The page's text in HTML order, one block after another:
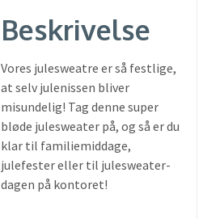
Beskrivelse
Vores julesweatre er så festlige,
at selv julenissen bliver
misundelig! Tag denne super
bløde julesweater på, og så er du
klar til familiemiddage,
julefester eller til julesweater-
dagen på kontoret!